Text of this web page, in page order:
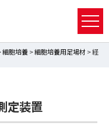
細胞培養>細胞培養用足場材> 経
定装置